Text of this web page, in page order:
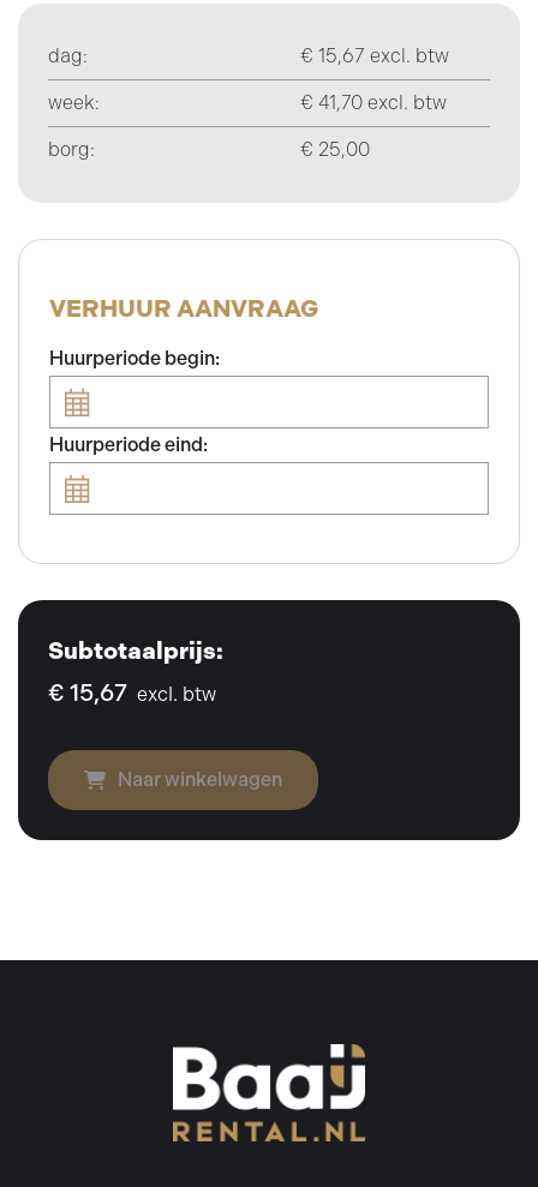
dag: € 15,67 excl. btw
week: € 41,70 excl. btw
borg: € 25,00
VERHUUR AANVRAAG
Huurperiode begin:
Huurperiode eind:
Subtotaalprijs:
€ 15,67 excl. btw
Naar winkelwagen